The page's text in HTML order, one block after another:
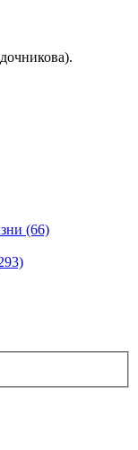
(66)